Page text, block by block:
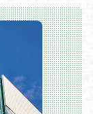
】
・バ
祭り
月に
ジニ
ていま
トラ
進認
ます
ート
実して
い多
とが
、一
のデ
に展
アプ
ドプ
どん広